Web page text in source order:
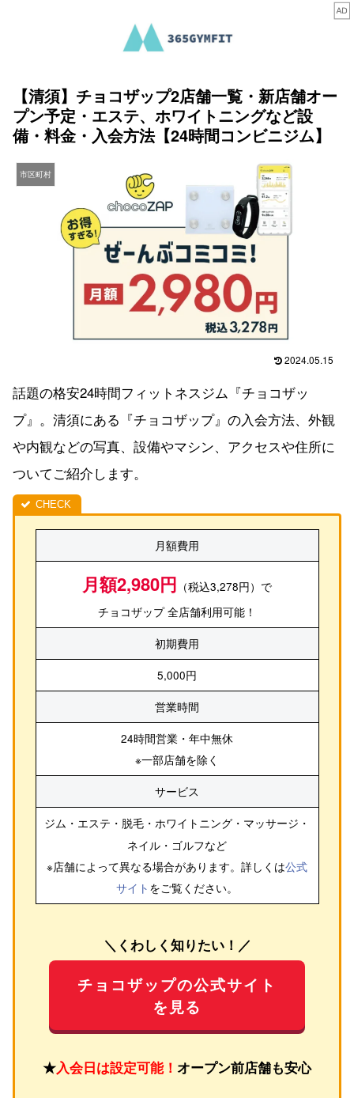
【清須】チョコザップ2店舗一覧・新店舗オー
プン予定・エステ、ホワイトニングなど設
備・料金・入会方法【24時間コンビニジム】
市区町村
2024.05.15
話題の格安24時間フィットネスジム『チョコザッ
プ』。清須にある『チョコザップ』の入会方法、外観
や内観などの写真、設備やマシン、アクセスや住所に
ついてご紹介します。
月額費用
月額2,980円 （税込3,278円）で
チョコザップ 全店舗利用可能！
初期費用
5,000円
営業時間
24時間営業・年中無休
※一部店舗を除く
サービス
ジム・エステ・脱毛・ホワイトニング・マッサージ・
ネイル・ゴルフなど
※店舗によって異なる場合があります。詳しくは公式
サイト をご覧ください。
＼くわしく知りたい！／
チョコザップの公式サイト
を見る
★入会日は設定可能！ オープン前店舗も安心